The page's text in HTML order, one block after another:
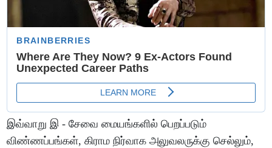
இவ்வாறு இ - சேவை மையங்களில் பெறப்படும்
விண்ணப்பங்கள், கிராம நிர்வாக அலுவலருக்கு செல்லும்,